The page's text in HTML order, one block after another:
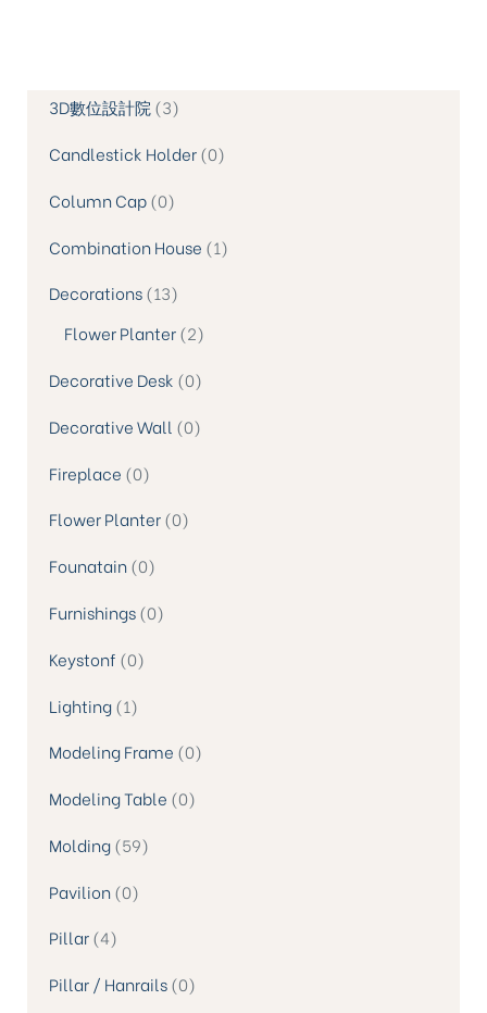
3D數位設計院 3
Candlestick Holder 0
Column Cap 0
Combination House 1
Decorations 13
Flower Planter 2
Decorative Desk 0
Decorative Wall 0
Fireplace 0
Flower Planter 0
Founatain 0
Furnishings 0
Keystonf 0
Lighting 1
Modeling Frame 0
Modeling Table 0
Molding 59
Pavilion 0
Pillar 4
Pillar / Hanrails 0